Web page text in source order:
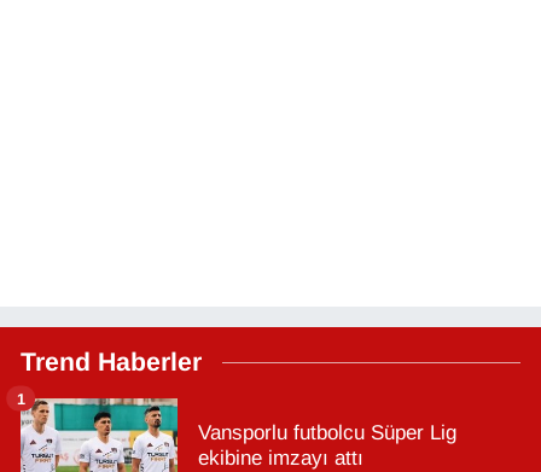
Trend Haberler
Vansporlu futbolcu Süper Lig
ekibine imzayı attı
1